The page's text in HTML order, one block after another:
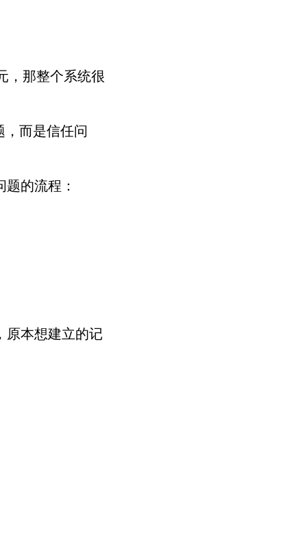
，那整个系统很
而是信任问
的流程：
原本想建立的记